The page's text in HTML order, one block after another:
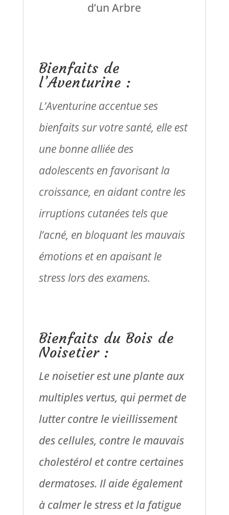
d’un Arbre
Bienfaits de
l’Aventurine :
L’Aventurine accentue ses
bienfaits sur votre santé, elle est
une bonne alliée des
adolescents en favorisant la
croissance, en aidant contre les
irruptions cutanées tels que
l’acné, en bloquant les mauvais
émotions et en apaisant le
stress lors des examens.
Bienfaits du Bois de
Noisetier :
Le noisetier est une plante aux
multiples vertus, qui permet de
lutter contre le vieillissement
des cellules, contre le mauvais
cholestérol et contre certaines
dermatoses. Il aide également
à calmer le stress et la fatigue